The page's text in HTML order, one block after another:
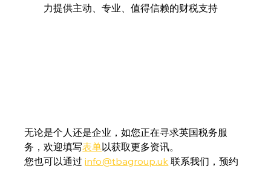
力提供主动、专业、值得信赖的财税支持
无论是个人还是企业，如您正在寻求英国税务服
务，欢迎填写表单以获取更多资讯。
您也可以通过 info@tbagroup.uk 联系我们，预约